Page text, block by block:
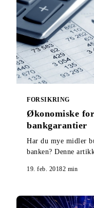
FORSIKRING
Økonomiske
bankgarantier
Har du mye midler
banken? Denne
19. feb. 20182 min